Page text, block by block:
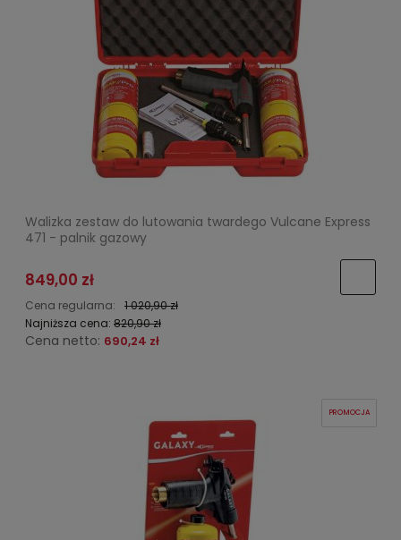
Walizka zestaw do lutowania twardego Vulcane Express
471 - palnik gazowy
849,00 zł
Cena regularna:
1 020,90 zł
Najniższa cena: 820,90 zł
Cena netto: 690,24 zł
PROMOCJA